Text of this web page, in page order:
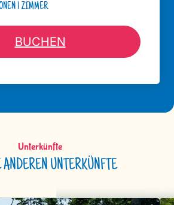
1 ZIMMER
BUCHEN
Unterkünfte
ANDEREN UNTERKÜNFTE